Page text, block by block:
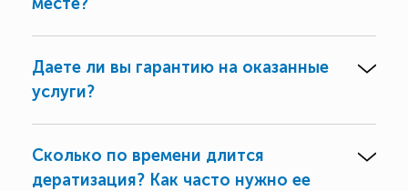
Даете ли вы гарантию на оказанные
услуги?
Сколько по времени длится
дератизация? Как часто нужно ее